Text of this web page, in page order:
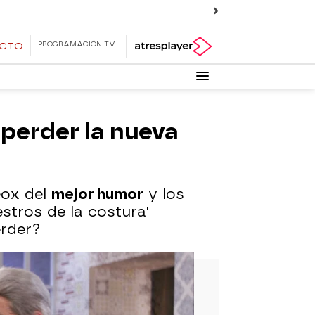
PROGRAMACIÓN TV
la nueva
del mejor humor y los
de la costura'